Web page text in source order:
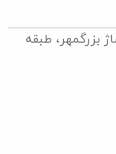
بزرگمهر، طبقه